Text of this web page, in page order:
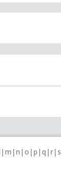
m n o p q r s